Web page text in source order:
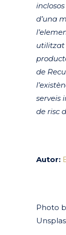
d’una
utilitzat
de
serveis
de risc
Autor:
Photo